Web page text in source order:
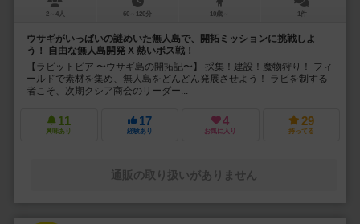
2～4人 60～120分 10歳～ 1件
ウサギがいっぱいの謎めいた無人島で、開拓ミッションに挑戦しよ
う！ 自由な無人島開発 X 熱いボス戦！
【ラビットピア 〜ウサギ島の開拓記〜】 採集！建設！魔物狩り！ フィ
ールドで素材を集め、無人島をどんどん発展させよう！ ラビを制する
者こそ、次期クシア商会のリーダー...
11
興味あり
17
経験あり
4
お気に入り
29
持ってる
通販の取り扱いがありません